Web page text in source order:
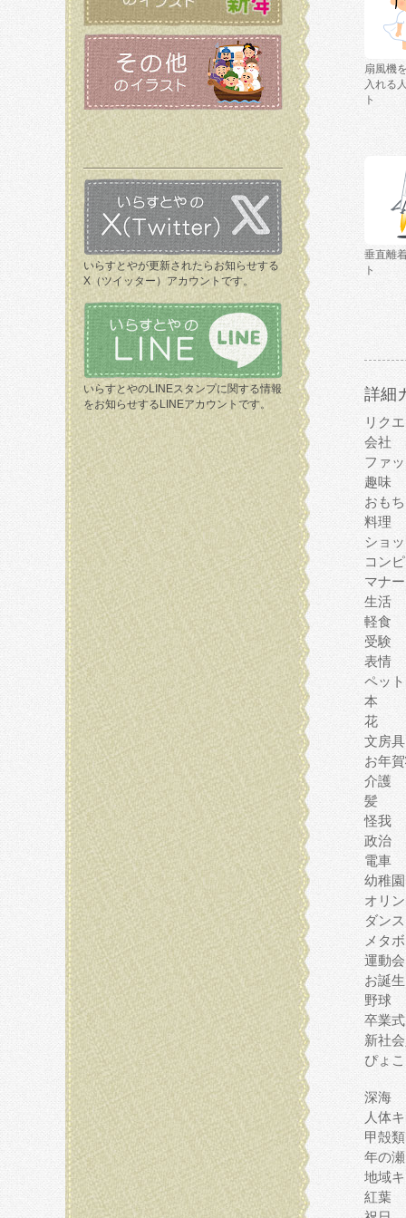
いらすとやが更新されたらお知らせする
X（ツイッター）アカウントです。
いらすとやのLINEスタンプに関する情報
をお知らせするLINEアカウントです。
扇風機
入れる
ト
垂直離
ト
詳細
リク
会社
ファ
趣味
おも
料理
ショ
コン
マナー
生活
軽食
受験
表情
ペット
本
花
文房具
お年
介護
髪
怪我
政治
電車
幼稚園
オリ
ダンス
メタ
運動会
お誕
野球
卒業式
新社
ぴょこ
深海
人体
甲殻類
年の瀬
地域
紅葉